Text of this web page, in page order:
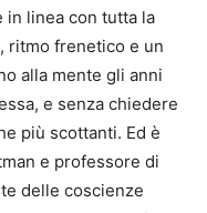
in linea con tutta la
ritmo frenetico e un
alla mente gli anni
e senza chiedere
più scottanti. Ed è
e professore di
delle coscienze